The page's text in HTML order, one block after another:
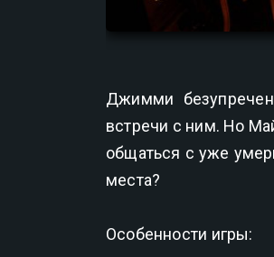
Джимми
встречи с ним. Но
общаться с уже
места?
Особенности игры: